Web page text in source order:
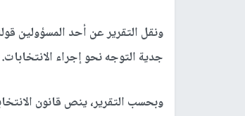
ونقل التقرير عن أحد المسؤولين
جدية التوجه نحو إجراء الانتخابات.